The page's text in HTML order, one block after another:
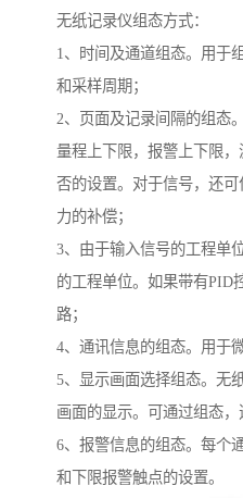
无纸记录仪组态方式：
1、时间及通道组态。用于
和采样周期；
2、页面及记录间隔的组态
量程上下限，报警上下限
否的设置。对于信号，还
力的补偿；
3、由于输入信号的工程单
的工程单位。如果带有PID
路；
4、通讯信息的组态。用于
5、显示画面选择组态。无
画面的显示。可通过组态，
6、报警信息的组态。每个
和下限报警触点的设置。